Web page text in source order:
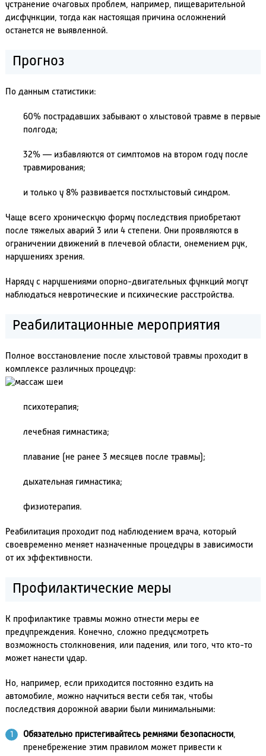
устранение очаговых проблем, например, пищеварительной
дисфункции, тогда как настоящая причина осложнений
останется не выявленной.
Прогноз
По данным статистики:
60% пострадавших забывают о хлыстовой травме в первые
полгода;
32% — избавляются от симптомов на втором году после
травмирования;
и только у 8% развивается постхлыстовый синдром.
Чаще всего хроническую форму последствия приобретают
после тяжелых аварий 3 или 4 степени. Они проявляются в
ограничении движений в плечевой области, онемением рук,
нарушениях зрения.
Наряду с нарушениями опорно-двигательных функций могут
наблюдаться невротические и психические расстройства.
Реабилитационные мероприятия
Полное восстановление после хлыстовой травмы проходит в
комплексе различных процедур:
психотерапия;
лечебная гимнастика;
плавание (не ранее 3 месяцев после травмы);
дыхательная гимнастика;
физиотерапия.
Реабилитация проходит под наблюдением врача, который
своевременно меняет назначенные процедуры в зависимости
от их эффективности.
Профилактические меры
К профилактике травмы можно отнести меры ее
предупреждения. Конечно, сложно предусмотреть
возможность столкновения, или падения, или того, что кто-то
может нанести удар.
Но, например, если приходится постоянно ездить на
автомобиле, можно научиться вести себя так, чтобы
последствия дорожной аварии были минимальными:
Обязательно пристегивайтесь ремнями безопасности,
пренебрежение этим правилом может привести к